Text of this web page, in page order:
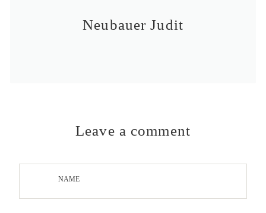
Neubauer Judit
Leave a comment
NAME